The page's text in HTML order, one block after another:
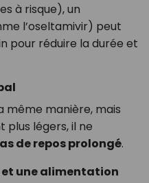
à risque), un
l’oseltamivir) peut
pour réduire la durée et
même manière, mais
légers, il ne
de repos prolongé.
une alimentation